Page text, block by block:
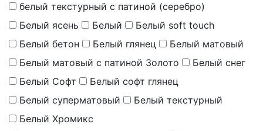
белый текстурный с патиной (серебро)
Белый ясень
Белый
Белый soft touch
Белый бетон
Белый глянец
Белый матовый
Белый матовый с патиной Золото
Белый снег
Белый Софт
Белый софт глянец
Белый суперматовый
Белый текстурный
Белый Хромикс